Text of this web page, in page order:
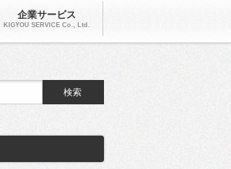
企業サービス
KIGYOU SERVICE Co., Ltd.